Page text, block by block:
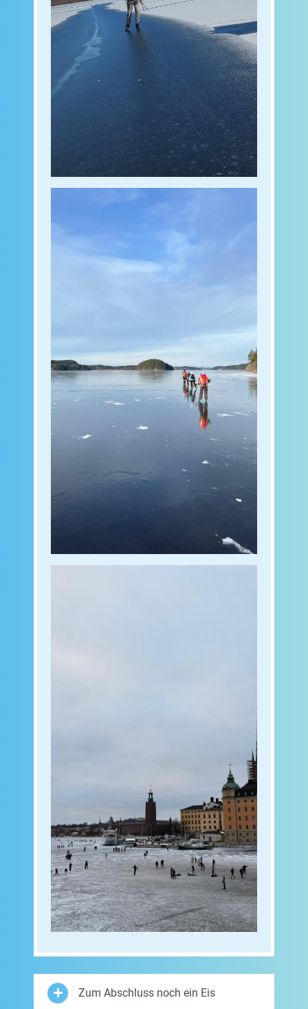
Zum Abschluss noch ein Eis